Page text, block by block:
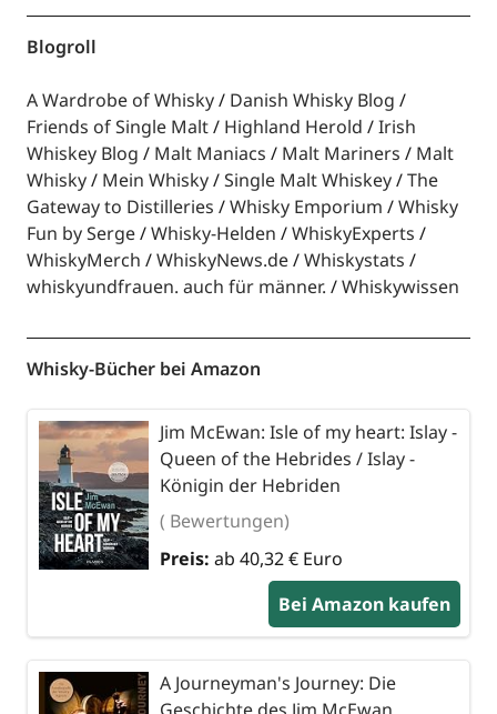
Blogroll
A Wardrobe of Whisky
Danish Whisky Blog
Friends of Single Malt
Highland Herold
Irish
Whiskey Blog
Malt Maniacs Malt Mariners
Malt
Whisky
Mein Whisky Single Malt Whiskey
The
Gateway to Distilleries
Whisky Emporium
Whisky
Fun by Serge
Whisky-Helden
WhiskyExperts
WhiskyMerch
WhiskyNews.de
Whiskystats
whiskyundfrauen. auch für männer.
Whiskywissen
Whisky-Bücher bei Amazon
Jim McEwan: Isle of my heart: Islay -
Queen of the Hebrides / Islay -
Königin der Hebriden
( Bewertungen)
Preis: ab 40,32 € Euro
Bei Amazon kaufen
A Journeyman's Journey: Die